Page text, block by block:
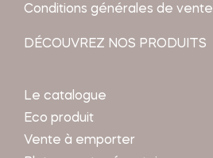
Conditions générales de vente
DÉCOUVREZ NOS PRODUITS
Le catalogue
Eco produit
Vente à emporter